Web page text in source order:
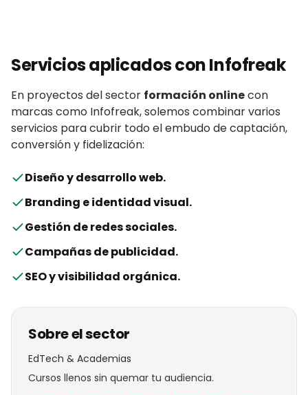
Servicios aplicados conInfofreak
En proyectos del sector formación onlinecon
marcas como Infofreak, solemos combinar varios
servicios para cubrir todo el embudo de captación,
conversión y fidelización:
Diseño y desarrollo web.
Branding e identidad visual.
Gestión de redes sociales.
Campañas de publicidad.
SEO y visibilidad orgánica.
Sobre el sector
EdTech & Academias
Cursos llenos sin quemar tu audiencia.